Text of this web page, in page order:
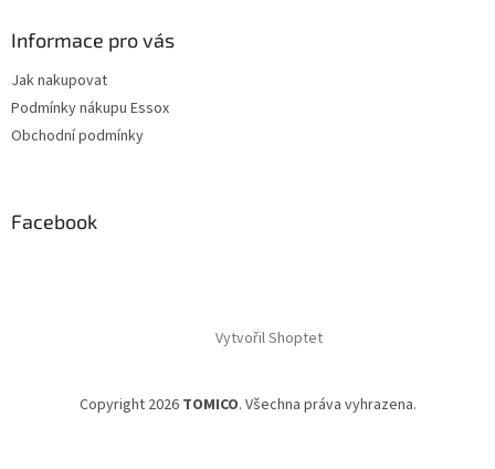
Informace pro vás
Jak nakupovat
Podmínky nákupu Essox
Obchodní podmínky
Facebook
Vytvořil Shoptet
Copyright 2026 TOMICO. Všechna práva vyhrazena.